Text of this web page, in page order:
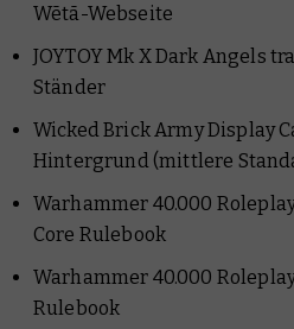
Wētā-Webseite
JOYTOY Mk X Dark Angels
Ständer
Wicked Brick Army Display
Hintergrund (mittlere
Warhammer 40.000
Core Rulebook
Warhammer 40.000
Rulebook